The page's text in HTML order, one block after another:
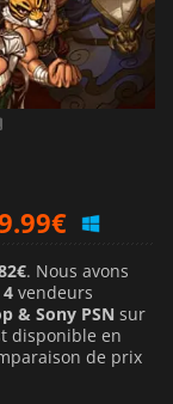
€
€
. Nous avons
4 vendeurs
& Sony PSN sur
disponible en
de prix